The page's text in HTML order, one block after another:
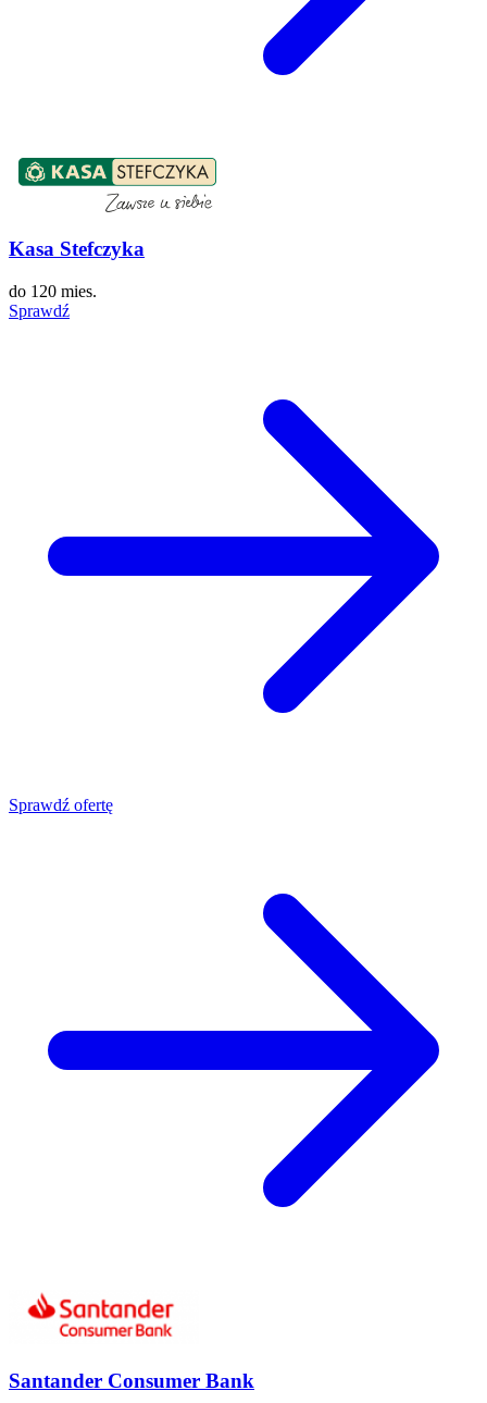
Kasa Stefczyka
do 120 mies.
Sprawdź
Sprawdź ofertę
Santander Consumer Bank